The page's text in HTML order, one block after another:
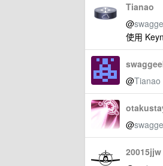
Tianao
@
使用
@Tianao
@
20015jjw